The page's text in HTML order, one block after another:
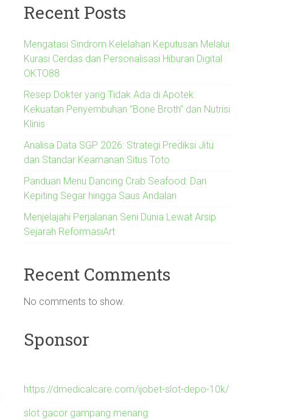
Recent Posts
Mengatasi Sindrom Kelelahan Keputusan Melalui
Kurasi Cerdas dan Personalisasi Hiburan Digital
OKTO88
Resep Dokter yang Tidak Ada di Apotek:
Kekuatan Penyembuhan “Bone Broth” dan Nutrisi
Klinis
Analisa Data SGP 2026: Strategi Prediksi Jitu
dan Standar Keamanan Situs Toto
Panduan Menu Dancing Crab Seafood: Dari
Kepiting Segar hingga Saus Andalan
Menjelajahi Perjalanan Seni Dunia Lewat Arsip
Sejarah ReformasiArt
Recent Comments
No comments to show.
Sponsor
https://dmedicalcare.com/ijobet-slot-depo-10k/
slot gacor gampang menang